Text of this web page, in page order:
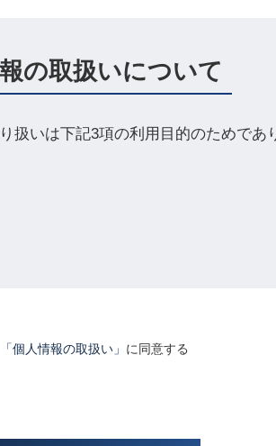
の取扱いについて
扱いは下記3項の利用目的のためであ
「個人情報の取扱い」 に同意する